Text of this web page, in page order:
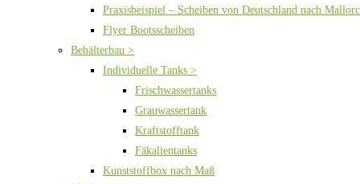
Praxisbeispiel – Scheiben von Deutschland nach
Flyer Bootsscheiben
Behälterbau >
Individuelle Tanks >
Frischwassertanks
Grauwassertank
Kraftstofftank
Fäkalientanks
Kunststoffbox nach Maß